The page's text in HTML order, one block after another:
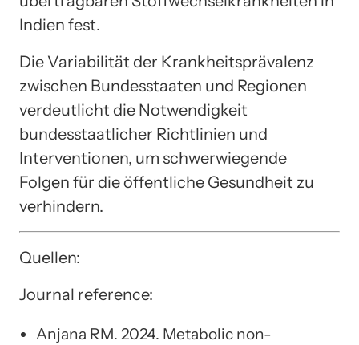
Indien fest.
Die Variabilität der Krankheitsprävalenz
zwischen Bundesstaaten und Regionen
verdeutlicht die Notwendigkeit
bundesstaatlicher Richtlinien und
Interventionen, um schwerwiegende
Folgen für die öffentliche Gesundheit zu
verhindern.
Quellen:
Journal reference:
Anjana RM. 2024. Metabolic non-